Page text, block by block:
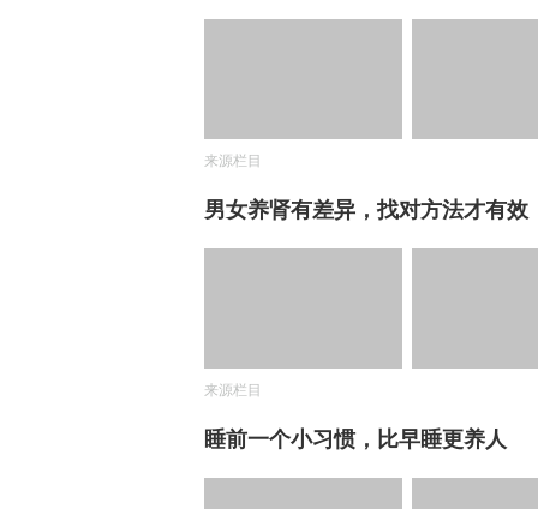
来源栏目
男女养肾有差异，找对方法才有效
来源栏目
睡前一个小习惯，比早睡更养人